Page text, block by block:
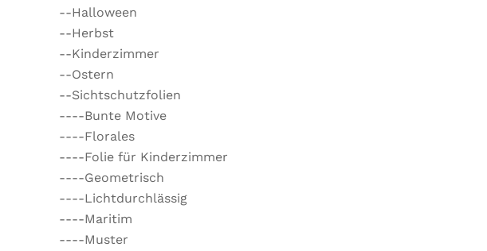
--Halloween
--Herbst
--Kinderzimmer
--Ostern
--Sichtschutzfolien
----Bunte Motive
----Florales
----Folie für Kinderzimmer
----Geometrisch
----Lichtdurchlässig
----Maritim
----Muster